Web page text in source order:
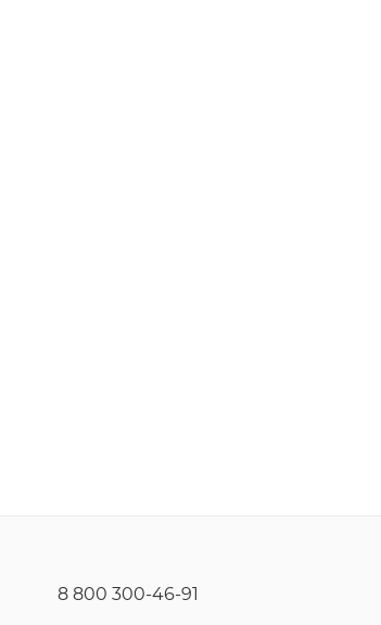
8 800 300-46-91